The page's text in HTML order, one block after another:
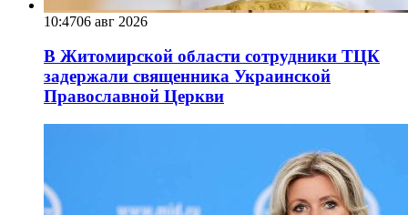
10:4706 авг 2026
В Житомирской области сотрудники ТЦК
задержали священника Украинской
Православной Церкви